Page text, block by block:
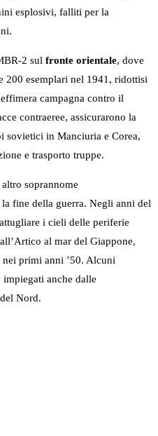
esplosivi, falliti per la
2 sul fronte orientale, dove
200 esemplari nel 1941, ridottisi
campagna contro il
contraeree, assicurarono la
sovietici in Manciuria e Corea,
e trasporto truppe.
soprannome
fine della guerra. Negli anni del
i cieli delle periferie
al mar del Giappone,
primi anni ’50. Alcuni
anche dalle
Nord.